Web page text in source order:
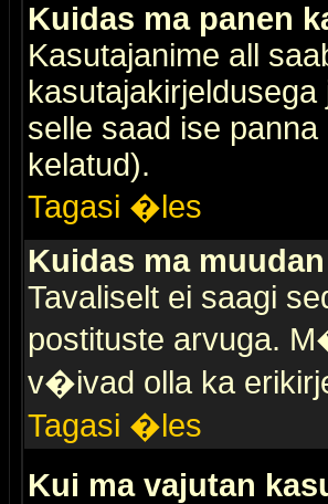
Kuidas ma panen
Kasutajanime all
selle saad ise
kelatud).
Tagasi �les
Kuidas ma
Tavaliselt ei saagi
postituste arvuga.
v�ivad olla ka
Tagasi �les
Kui ma vajutan